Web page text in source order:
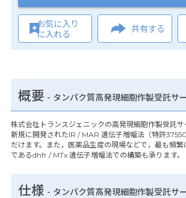
お気に入り
に入れる
共有する
概要 - タンパク質高発現細胞作製受託サ
株式会社トランスジェニックの高発現細胞作製受託
新規に開発されたIR / MAR 遺伝子増幅法（特許
だけます。また，医薬品生産の現場などで，最も頻
であるdhfr / MTx 遺伝子増幅法での構築も承ります。
仕様 - タンパク質高発現細胞作製受託サ